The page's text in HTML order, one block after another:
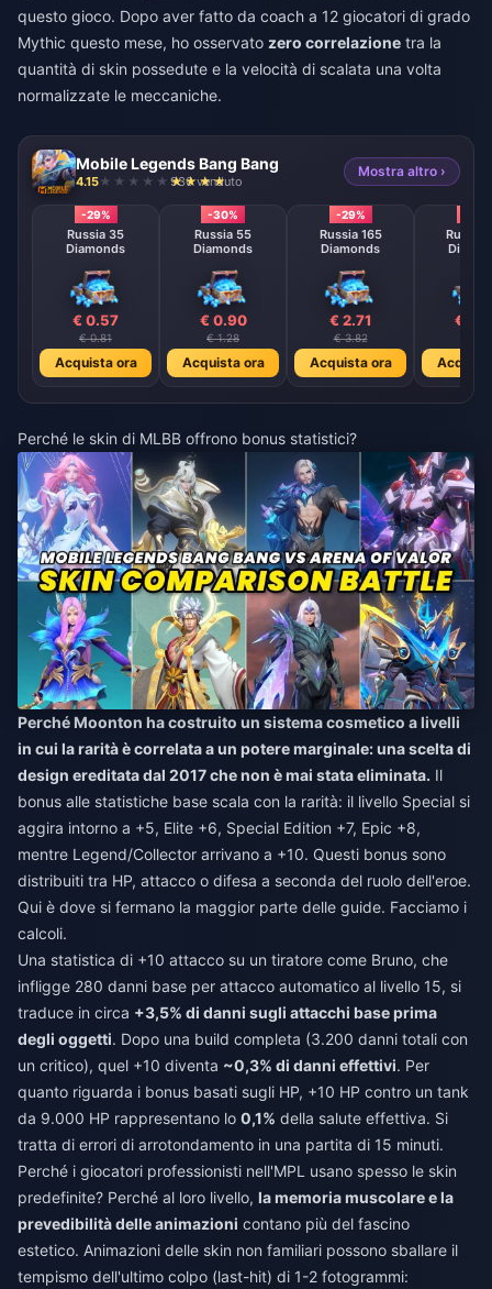
questo gioco. Dopo aver fatto da coach a 12 giocatori di grado
Mythic questo mese, ho osservato zero correlazione tra la
quantità di skin possedute e la velocità di scalata una volta
normalizzate le meccaniche.
Mobile Legends Bang Bang
4.15 930 venduto
Mostra altro ›
-29%
Russia 35
Diamonds
€ 0.57
€ 0.81
Acquista ora
-30%
Russia 55
Diamonds
€ 0.90
€ 1.28
Acquista ora
-29%
Russia 165
Diamonds
€ 2.71
€ 3.82
Acquista ora
Russia
€
Perché le skin di MLBB offrono bonus statistici?
Perché Moonton ha costruito un sistema cosmetico a livelli
in cui la rarità è correlata a un potere marginale: una scelta di
design ereditata dal 2017 che non è mai stata eliminata. Il
bonus alle statistiche base scala con la rarità: il livello Special si
aggira intorno a +5, Elite +6, Special Edition +7, Epic +8,
mentre Legend/Collector arrivano a +10. Questi bonus sono
distribuiti tra HP, attacco o difesa a seconda del ruolo dell'eroe.
Qui è dove si fermano la maggior parte delle guide. Facciamo i
calcoli.
Una statistica di +10 attacco su un tiratore come Bruno, che
infligge 280 danni base per attacco automatico al livello 15, si
traduce in circa +3,5% di danni sugli attacchi base prima
degli oggetti. Dopo una build completa (3.200 danni totali con
un critico), quel +10 diventa ~0,3% di danni effettivi. Per
quanto riguarda i bonus basati sugli HP, +10 HP contro un tank
da 9.000 HP rappresentano lo 0,1% della salute effettiva. Si
tratta di errori di arrotondamento in una partita di 15 minuti.
Perché i giocatori professionisti nell'MPL usano spesso le skin
predefinite? Perché al loro livello, la memoria muscolare e la
prevedibilità delle animazioni contano più del fascino
estetico. Animazioni delle skin non familiari possono sballare il
tempismo dell'ultimo colpo (last-hit) di 1-2 fotogrammi: